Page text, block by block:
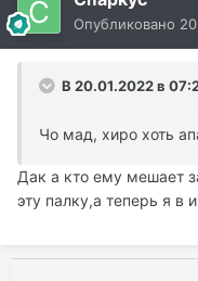
Опубликовано
В 20.01.2022 в
Чо мад, хиро хоть
Дак а кто ему мешает
эту палку,а теперь я в